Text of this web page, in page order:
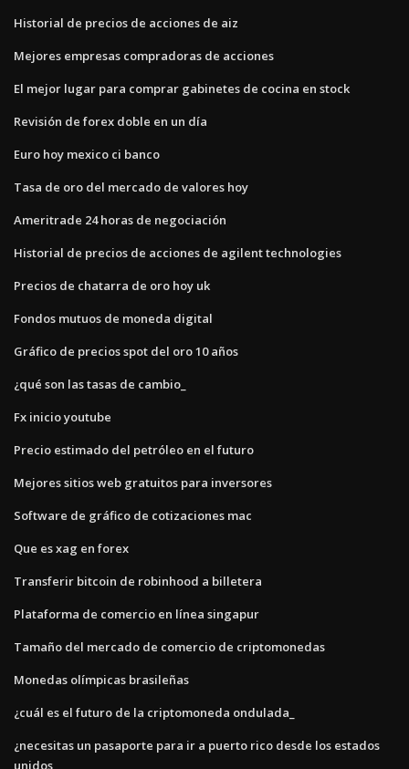
Historial de precios de acciones de aiz
Mejores empresas compradoras de acciones
El mejor lugar para comprar gabinetes de cocina en stock
Revisión de forex doble en un día
Euro hoy mexico ci banco
Tasa de oro del mercado de valores hoy
Ameritrade 24 horas de negociación
Historial de precios de acciones de agilent technologies
Precios de chatarra de oro hoy uk
Fondos mutuos de moneda digital
Gráfico de precios spot del oro 10 años
¿qué son las tasas de cambio_
Fx inicio youtube
Precio estimado del petróleo en el futuro
Mejores sitios web gratuitos para inversores
Software de gráfico de cotizaciones mac
Que es xag en forex
Transferir bitcoin de robinhood a billetera
Plataforma de comercio en línea singapur
Tamaño del mercado de comercio de criptomonedas
Monedas olímpicas brasileñas
¿cuál es el futuro de la criptomoneda ondulada_
¿necesitas un pasaporte para ir a puerto rico desde los estados
unidos_